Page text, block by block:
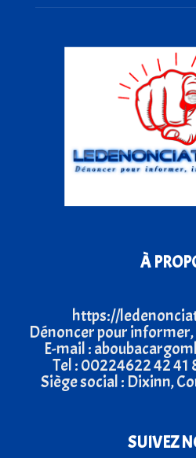
À
https://
Dénoncer pour
E-mail :
Tel : 00224622 42 41
Siège social : Dixinn,
SUIVEZ